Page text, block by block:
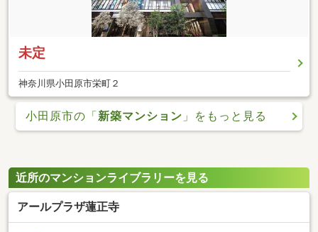
未定
神奈川県小田原市栄町２
小田原市の「 新築マンション 」をもっと見る
近所のマンションライブラリーを見る
アールプラザ蓮正寺